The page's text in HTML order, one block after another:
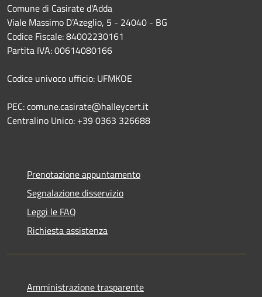
Comune di Casirate d'Adda
Viale Massimo D’Azeglio, 5 - 24040 - BG
Codice Fiscale: 84002230161
Partita IVA: 00614080166
Codice univoco ufficio: UFMKOE
PEC: comune.casirate@halleycert.it
Centralino Unico: +39 0363 326688
Prenotazione appuntamento
Segnalazione disservizio
Leggi le FAQ
Richiesta assistenza
Amministrazione trasparente